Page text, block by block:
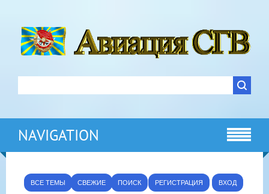
NAVIGATION
ВСЕ ТЕМЫ СВЕЖИЕ ПОИСК РЕГИСТРАЦИЯ ВХОД